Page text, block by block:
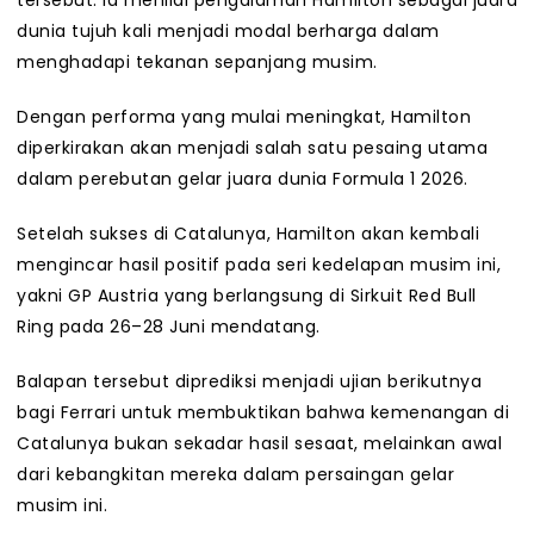
dunia tujuh kali menjadi modal berharga dalam
menghadapi tekanan sepanjang musim.
Dengan performa yang mulai meningkat, Hamilton
diperkirakan akan menjadi salah satu pesaing utama
dalam perebutan gelar juara dunia Formula 1 2026.
Setelah sukses di Catalunya, Hamilton akan kembali
mengincar hasil positif pada seri kedelapan musim ini,
yakni GP Austria yang berlangsung di Sirkuit Red Bull
Ring pada 26–28 Juni mendatang.
Balapan tersebut diprediksi menjadi ujian berikutnya
bagi Ferrari untuk membuktikan bahwa kemenangan di
Catalunya bukan sekadar hasil sesaat, melainkan awal
dari kebangkitan mereka dalam persaingan gelar
musim ini.